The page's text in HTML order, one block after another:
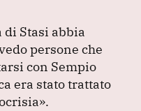
di Stasi abbia
persone che
con Sempio
era stato trattato
.